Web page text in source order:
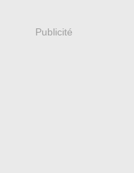
Publicité